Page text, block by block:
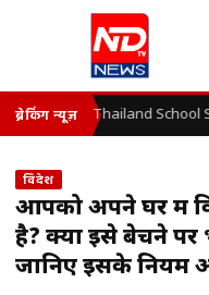
ब्रेकिंग न्यूज़ Thailand School
विदेश
आपको अपने घर में
है? क्या इसे बेचने पर
जानिए इसके नियम